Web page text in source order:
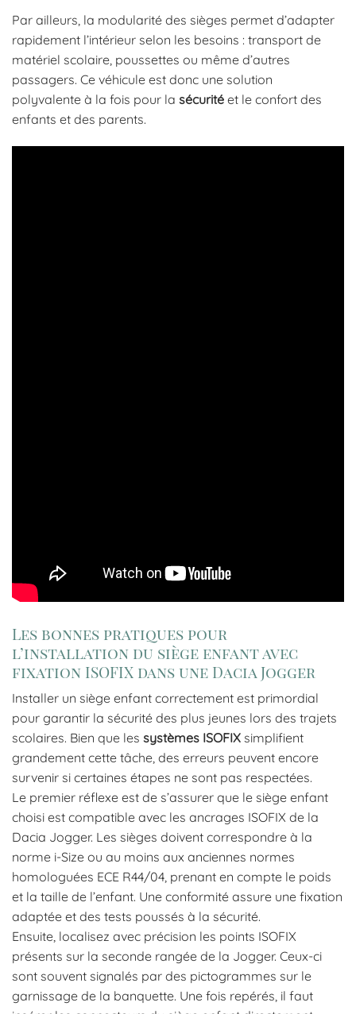
Par ailleurs, la modularité des sièges permet d’adapter
rapidement l’intérieur selon les besoins : transport de
matériel scolaire, poussettes ou même d’autres
passagers. Ce véhicule est donc une solution
polyvalente à la fois pour la sécurité et le confort des
enfants et des parents.
Les bonnes pratiques pour
l’installation du siège enfant avec
fixation ISOFIX dans une Dacia Jogger
Installer un siège enfant correctement est primordial
pour garantir la sécurité des plus jeunes lors des trajets
scolaires. Bien que les systèmes ISOFIX simplifient
grandement cette tâche, des erreurs peuvent encore
survenir si certaines étapes ne sont pas respectées.
Le premier réflexe est de s’assurer que le siège enfant
choisi est compatible avec les ancrages ISOFIX de la
Dacia Jogger. Les sièges doivent correspondre à la
norme i-Size ou au moins aux anciennes normes
homologuées ECE R44/04, prenant en compte le poids
et la taille de l’enfant. Une conformité assure une fixation
adaptée et des tests poussés à la sécurité.
Ensuite, localisez avec précision les points ISOFIX
présents sur la seconde rangée de la Jogger. Ceux-ci
sont souvent signalés par des pictogrammes sur le
garnissage de la banquette. Une fois repérés, il faut